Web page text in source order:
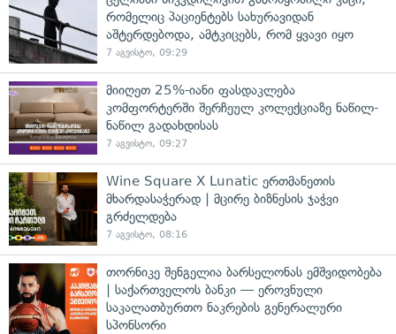
რომელიც პაციენტებს სახურავიდან
აშტერდებოდა, ამტკიცებს, რომ ყვავი იყო
7 აგვისტო, 09:29
მიიღეთ 25%-იანი ფასდაკლება
კომფორტერში შერჩეულ კოლექციაზე ნაწილ-
ნაწილ გადახდისას
7 აგვისტო, 09:27
Wine Square X Lunatic ერთმანეთის
მხარდასაჭერად | მცირე ბიზნესის ჯაჭვი
გრძელდება
7 აგვისტო, 08:16
თორნიკე შენგელია ბარსელონას ემშვიდობება
| საქართველოს ბანკი — ეროვნული
საკალათბურთო ნაკრების გენერალური
სპონსორი